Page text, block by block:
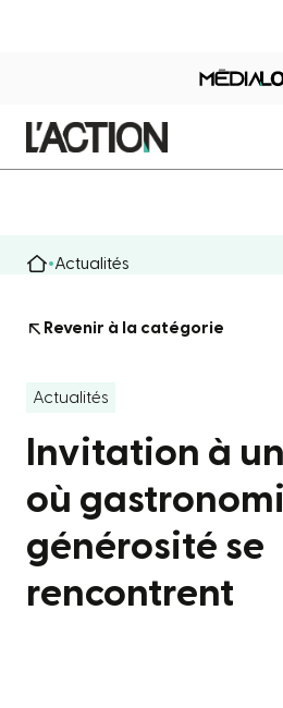
Actualités
Revenir à la catégorie
Actualités
Invitation à
où
générosité se
rencontrent